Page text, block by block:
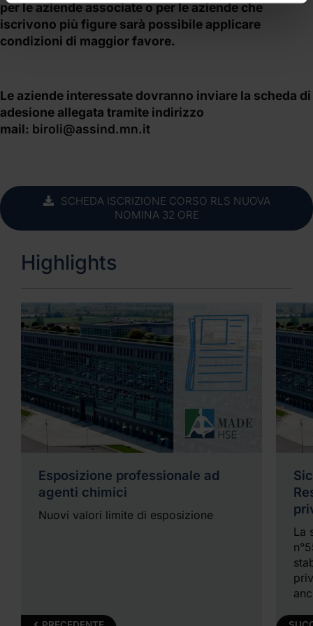
per le aziende associate o per le aziende che
iscrivono più figure sarà possibile applicare
condizioni di maggior favore.
Le aziende interessate dovranno inviare la scheda di
adesione allegata tramite indirizzo
mail: biroli@assind.mn.it
SCHEDA ISCRIZIONE CORSO RLS NUOVA
NOMINA 32 ORE
Highlights
Esposizione professionale ad
agenti chimici
Nuovi valori limite di esposizione
La